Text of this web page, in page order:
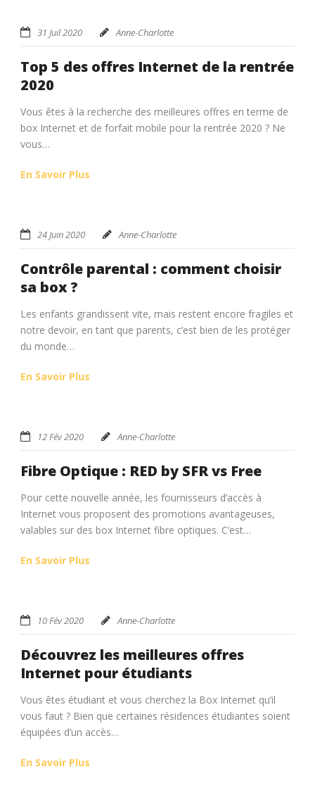
31 Juil 2020 Anne-Charlotte
Top 5 des offres Internet de la rentrée
2020
Vous êtes à la recherche des meilleures offres en terme de
box Internet et de forfait mobile pour la rentrée 2020 ? Ne
vous…
En Savoir Plus
24 Juin 2020 Anne-Charlotte
Contrôle parental : comment choisir
sa box ?
Les enfants grandissent vite, mais restent encore fragiles et
notre devoir, en tant que parents, c’est bien de les protéger
du monde…
En Savoir Plus
12 Fév 2020 Anne-Charlotte
Fibre Optique : RED by SFR vs Free
Pour cette nouvelle année, les fournisseurs d’accès à
Internet vous proposent des promotions avantageuses,
valables sur des box Internet fibre optiques. C’est…
En Savoir Plus
10 Fév 2020 Anne-Charlotte
Découvrez les meilleures offres
Internet pour étudiants
Vous êtes étudiant et vous cherchez la Box Internet qu’il
vous faut ? Bien que certaines résidences étudiantes soient
équipées d’un accès…
En Savoir Plus